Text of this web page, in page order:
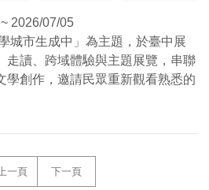
2026/07/05
城市生成中」為主題，於臺中展
走讀、跨域體驗與主題展覽，串聯
學創作，邀請民眾重新觀看熟悉的
一頁 下一頁